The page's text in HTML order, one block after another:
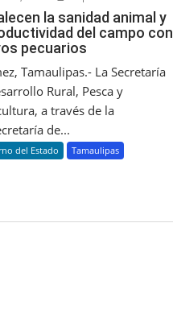
la sanidad animal y
del campo con
pecuarios
Tamaulipas.- La Secretaría
Rural, Pesca y
a través de la
de...
del Estado Tamaulipas